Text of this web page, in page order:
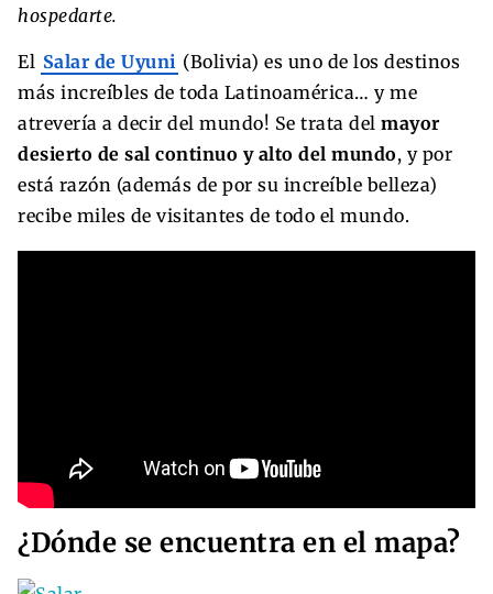
hospedarte.
El Salar de Uyuni (Bolivia) es uno de los destinos
más increíbles de toda Latinoamérica… y me
atrevería a decir del mundo! Se trata del mayor
desierto de sal continuo y alto del mundo, y por
está razón (además de por su increíble belleza)
recibe miles de visitantes de todo el mundo.
¿Dónde se encuentra en el mapa?